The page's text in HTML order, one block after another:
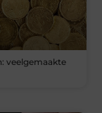
veelgemaakte